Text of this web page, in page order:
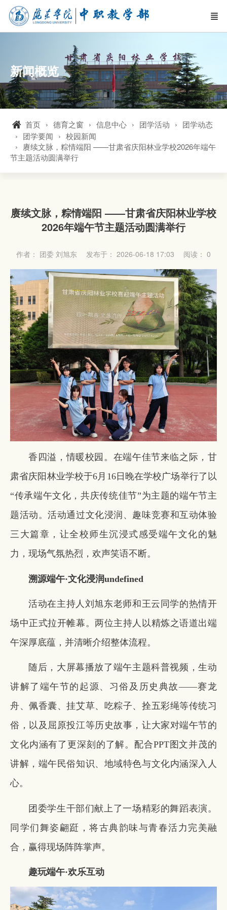
新闻概览
首页 德育之窗 信息中心 团学活动
团学动态
团学要闻
校园新闻
赓续文脉，粽情端阳 ——甘肃省庆阳林业学校2026年端午
节主题活动圆满举行
赓续文脉，粽情端阳 ——甘肃省庆阳林业学校
2026年端午节主题活动圆满举行
作者： 团委 刘旭东 发布于： 2026-06-18 17:03 阅读： 0
香四溢，情暖校园。在端午佳节来临之际，甘
肃省庆阳林业学校于6月16日晚在学校广场举行了以
“传承端午文化，共庆传统佳节”为主题的端午节主
题活动。活动通过文化浸润、趣味竞赛和互动体验
三大篇章，让全校师生沉浸式感受端午文化的魅
力，现场气氛热烈，欢声笑语不断。
溯源端午·文化浸润undefined
活动在主持人刘旭东老师和王云同学的热情开
场中正式拉开帷幕。两位主持人以精炼之语道出端
午深厚底蕴，并清晰介绍整体流程。
随后，大屏幕播放了端午主题科普视频，生动
讲解了端午节的起源、习俗及历史典故——赛龙
舟、佩香囊、挂艾草、吃粽子、拴五彩绳等传统习
俗，以及屈原投江等历史故事，让大家对端午节的
文化内涵有了更深刻的了解。配合PPT图文并茂的
讲解，端午民俗知识、地域特色与文化内涵深入人
心。
团委学生干部们献上了一场精彩的舞蹈表演。
同学们舞姿翩跹，将古典韵味与青春活力完美融
合，赢得现场阵阵掌声。
趣玩端午·欢乐互动